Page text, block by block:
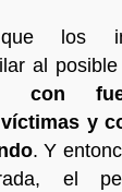
los
al posible
con
y
. Y
el